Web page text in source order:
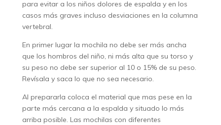
para evitar a los niños dolores de espalda y en los
casos más graves incluso desviaciones en la columna
vertebral.
En primer lugar la mochila no debe ser más ancha
que los hombros del niño, ni más alta que su torso y
su peso no debe ser superior al 10 o 15% de su peso.
Revísala y saca lo que no sea necesario.
Al prepararla coloca el material que mas pese en la
parte más cercana a la espalda y situado lo más
arriba posible. Las mochilas con diferentes